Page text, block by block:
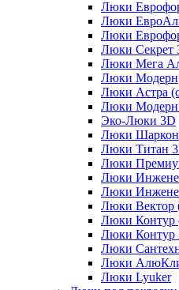
Люки
Люки
Люки
Люки Секрет
Люки Мега
Люки Модерн
Люки Астра
Люки
Эко-Люки 3D
Люки Шаркон
Люки Титан
Люки
Люки
Люки
Люки Вектор
Люки Контур
Люки Контур
Люки
Люки
Люки Lyuker